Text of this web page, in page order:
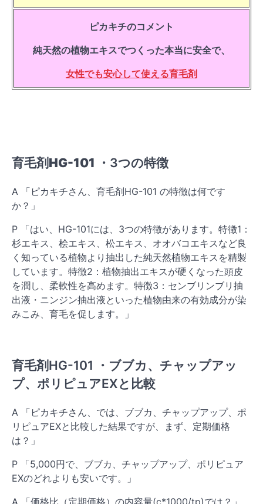
ピカキチのコメント
純天然の植物エキスでつくった本当に安全で、
女性でも安心して使える育毛剤
育毛剤HG-101 ・3つの特徴
A 「ピカキチさん、育毛剤HG-101 の特徴は何です
か？」
P 「はい、HG-101には、3つの特徴があります。特徴1：
杉エキス、桧エキス、松エキス、オオバコエキスなど良
く知っている植物より抽出した純天然植物エキスを精製
しています。特徴2：植物抽出エキスが硬くなった頭皮
を潤し、柔軟性を高めます。特徴3：センブリンブリ抽
出液・ニンジン抽出液といった植物由来の有効成分が染
みこみ、育毛を促します。」
育毛剤HG-101 ・ブブカ、チャップアッ
プ、ポリピュアEXと比較
A 「ピカキチさん、では、ブブカ、チャップアップ、ポ
リピュアEXと比較した結果ですが、まず、定期価格
は？」
P 「5,000円で、ブブカ、チャップアップ、ポリピュア
EXのどれよりも安いです。」